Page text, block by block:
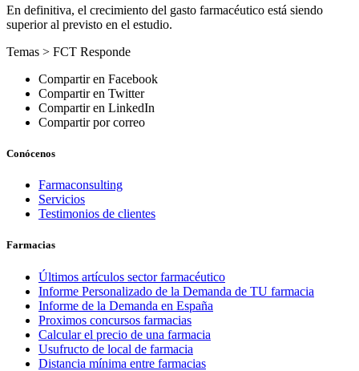
En definitiva, el crecimiento del gasto farmacéutico está siendo
superior al previsto en el estudio.
Temas > FCT Responde
Compartir en Facebook
Compartir en Twitter
Compartir en LinkedIn
Compartir por correo
Conócenos
Farmaconsulting
Servicios
Testimonios de clientes
Farmacias
Últimos artículos sector farmacéutico
Informe Personalizado de la Demanda de TU farmacia
Informe de la Demanda en España
Proximos concursos farmacias
Calcular el precio de una farmacia
Usufructo de local de farmacia
Distancia mínima entre farmacias